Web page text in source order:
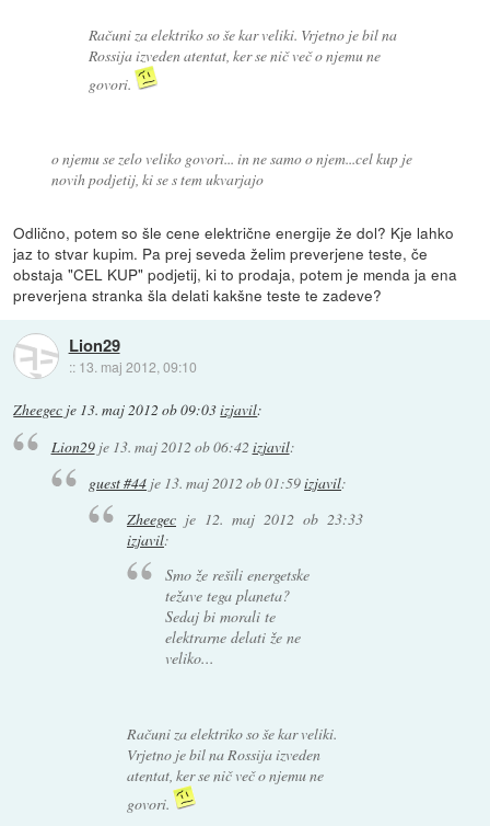
Računi za elektriko so še kar veliki. Vrjetno je bil na
Rossija izveden atentat, ker se nič več o njemu ne
govori.
o njemu se zelo veliko govori... in ne samo o njem...cel kup je
novih podjetij, ki se s tem ukvarjajo
Odlično, potem so šle cene električne energije že dol? Kje lahko
jaz to stvar kupim. Pa prej seveda želim preverjene teste, če
obstaja "CEL KUP" podjetij, ki to prodaja, potem je menda ja ena
preverjena stranka šla delati kakšne teste te zadeve?
Lion29
:: 13. maj 2012, 09:10
Zheegec je 13. maj 2012 ob 09:03izjavil:
Lion29je 13. maj 2012 ob 06:42 izjavil:
guest #44 je 13. maj 2012 ob 01:59izjavil:
Zheegecje 12. maj 2012 ob 23:33
izjavil:
Smo že rešili energetske
težave tega planeta?
Sedaj bi morali te
elektrarne delati že ne
veliko...
Računi za elektriko so še kar veliki.
Vrjetno je bil na Rossija izveden
atentat, ker se nič več o njemu ne
govori.